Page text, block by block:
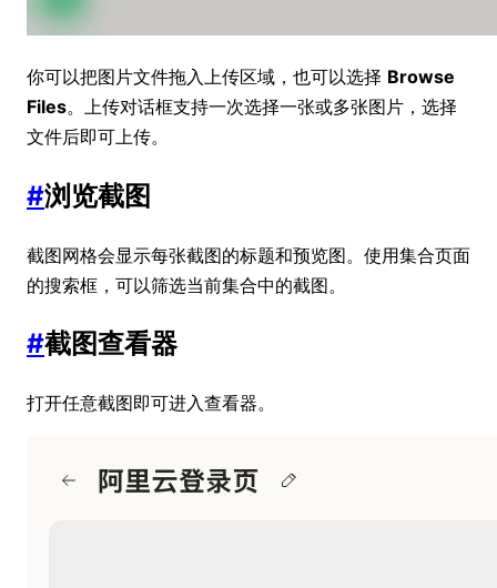
你可以把图片文件拖入上传区域，也可以选择 Browse
Files。上传对话框支持一次选择一张或多张图片，选择
文件后即可上传。
#浏览截图
截图网格会显示每张截图的标题和预览图。使用集合页面
的搜索框，可以筛选当前集合中的截图。
#截图查看器
打开任意截图即可进入查看器。